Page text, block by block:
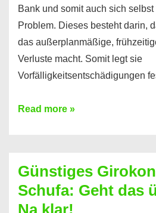
Bank und somit auch sich
Problem. Dieses besteht darin,
das außerplanmäßige,
Verluste macht. Somit legt sie
Vorfälligkeitsentschädigungen
Kredit
dabei
profitieren
–
Read more »
Günstiges
Schufa: Geht das
Na klar!